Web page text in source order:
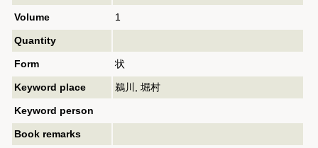
Volume 1
Quantity
Form 状
Keyword place 鵜川, 堀村
Keyword person
Book remarks